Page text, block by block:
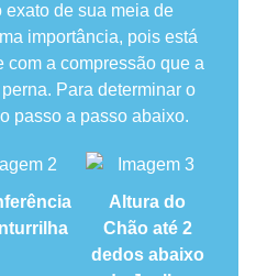
exato de sua meia de
importância, pois está
com a compressão que a
Para determinar o
passo a passo abaixo.
Altura do
Chão até 2
dedos abaixo